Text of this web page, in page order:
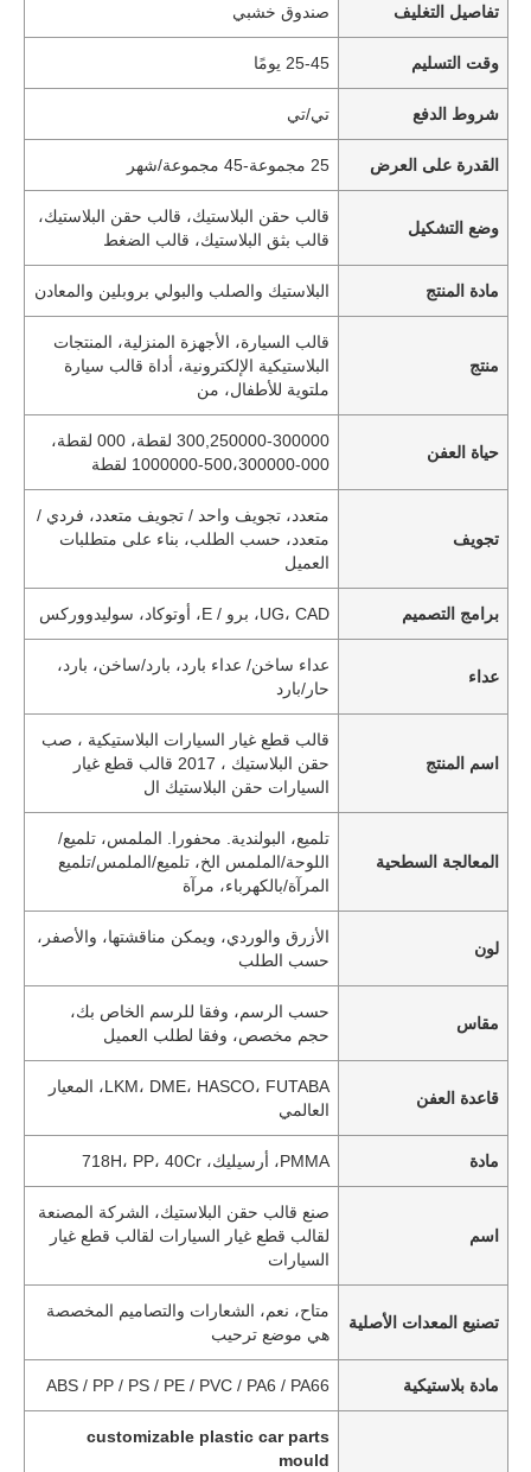
منزل
المنتجات
عرض الواقع الافتراضي
تفاصيل التغليف صندوق خشبي
وقت التسليم 25-45 يومًا
شروط الدفع تي/تي
القدرة على العرض 25 مجموعة-45 مجموعة/شهر
وضع التشكيل
قالب حقن البلاستيك، قالب حقن البلاستيك،
قالب بثق البلاستيك، قالب الضغط
مادة المنتج البلاستيك والصلب والبولي بروبلين والمعادن
منتج
قالب السيارة، الأجهزة المنزلية، المنتجات
البلاستيكية الإلكترونية، أداة قالب سيارة
ملتوية للأطفال، من
حياة العفن
300,250000-300000 لقطة، 000 لقطة،
000-500،300000-1000000 لقطة
تجويف
متعدد، تجويف واحد / تجويف متعدد، فردي /
متعدد، حسب الطلب، بناء على متطلبات
العميل
برامج التصميم UG، CAD، برو / E، أوتوكاد، سوليدووركس
عداء
عداء ساخن/ عداء بارد، بارد/ساخن، بارد،
حار/بارد
اسم المنتج
قالب قطع غيار السيارات البلاستيكية ، صب
حقن البلاستيك ، 2017 قالب قطع غيار
السيارات حقن البلاستيك ال
المعالجة السطحية
تلميع، البولندية. محفورا. الملمس، تلميع/
اللوحة/الملمس الخ، تلميع/الملمس/تلميع
المرآة/بالكهرباء، مرآة
لون
الأزرق والوردي، ويمكن مناقشتها، والأصفر،
حسب الطلب
مقاس
حسب الرسم، وفقا للرسم الخاص بك،
حجم مخصص، وفقا لطلب العميل
قاعدة العفن
LKM، DME، HASCO، FUTABA، المعيار
العالمي
مادة PMMA، أرسيليك، 718H، PP، 40Cr
اسم
صنع قالب حقن البلاستيك، الشركة المصنعة
لقالب قطع غيار السيارات لقالب قطع غيار
السيارات
تصنيع المعدات الأصلية
متاح، نعم، الشعارات والتصاميم المخصصة
هي موضع ترحيب
مادة بلاستيكية ABS / PP / PS / PE / PVC / PA6 / PA66
customizable plastic car parts
mould